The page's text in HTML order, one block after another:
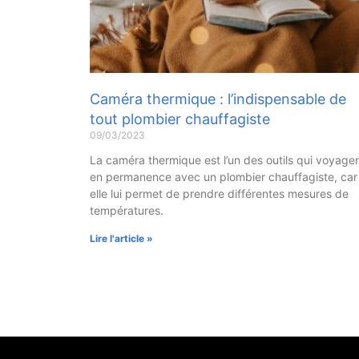
Caméra thermique : l’indispensable de
tout plombier chauffagiste
09/03/2023
La caméra thermique est l’un des outils qui
en permanence avec un plombier chauffagiste, car
elle lui permet de prendre différentes mesures de
températures.
Lire l'article »